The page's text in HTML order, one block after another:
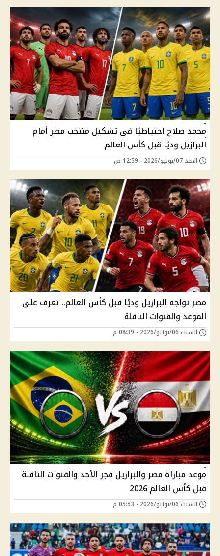
محمد صلاح احتياطيًا في تشكيل منتخب مصر أمام
البرازيل وديًا قبل كأس العالم
الأحد 07/يونيو/2026 - 12:59 ص
مصر تواجه البرازيل وديًا قبل كأس العالم.. تعرف على
الموعد والقنوات الناقلة
السبت 06/يونيو/2026 - 08:39 م
موعد مباراة مصر والبرازيل فجر الأحد والقنوات الناقلة
قبل كأس العالم 2026
السبت 06/يونيو/2026 - 05:53 م